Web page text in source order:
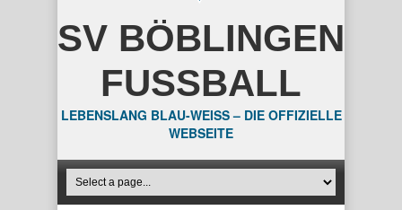
SV BÖBLINGEN
FUSSBALL
LEBENSLANG BLAU-WEISS – DIE OFFIZIELLE
WEBSEITE